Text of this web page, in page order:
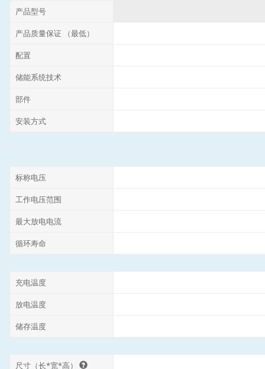
产品型号
产品质量保证 （最低）
配置
储能系统技术
部件
安装方式
标称电压
工作电压范围
最大放电电流
循环寿命
充电温度
放电温度
储存温度
尺寸（长*宽*高）